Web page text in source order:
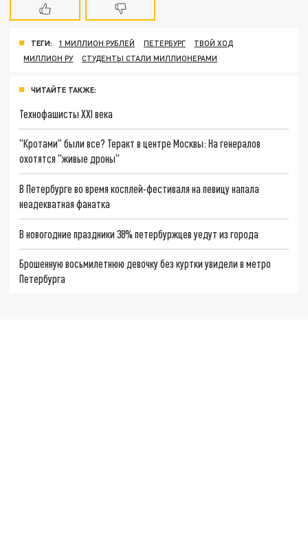
ТЕГИ: 1 МИЛЛИОН РУБЛЕЙ ПЕТЕРБУРГ
ТВОЙ ХОД
МИЛЛИОН РУ
СТУДЕНТЫ СТАЛИ МИЛЛИОНЕРАМИ
ЧИТАЙТЕ ТАКЖЕ:
Технофашисты XXI века
"Кротами" были все? Теракт в центре Москвы: На генералов
охотятся "живые дроны"
В Петербурге во время косплей-фестиваля на певицу напала
неадекватная фанатка
В новогодние праздники 38% петербуржцев уедут из города
Брошенную восьмилетнюю девочку без куртки увидели в метро
Петербурга